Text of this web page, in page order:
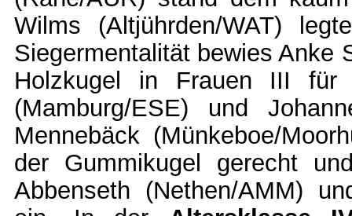
Wilms (Altjührden/WAT)
Siegermentalität bewies Anke
Holzkugel in Frauen III für
(Mamburg/ESE) und
Mennebäck (Münkeboe/
der Gummikugel gerecht
Abbenseth (Nethen/AMM)